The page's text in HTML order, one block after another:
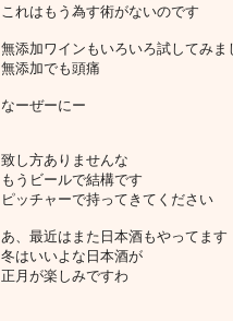
これはもう為す術がないのです
無添加ワインもいろいろ試してみま
無添加でも頭痛
なーぜーにー
致し方ありませんな
もうビールで結構です
ピッチャーで持ってきてください
あ、最近はまた日本酒もやってます
冬はいいよな日本酒が
正月が楽しみですわ